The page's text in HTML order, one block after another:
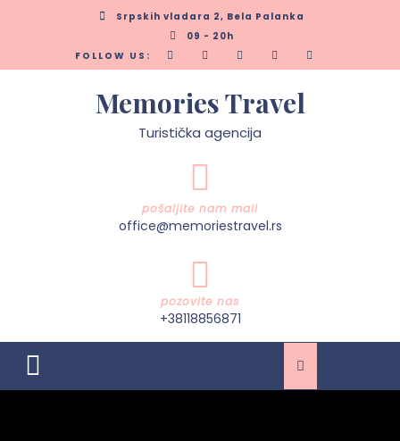
Srpskih vladara 2, Bela Palanka
09 - 20h
FOLLOW US:
Memories Travel
Turistička agencija
pošaljite nam mail
office@memoriestravel.rs
pozovite nas
+38118856871
Open